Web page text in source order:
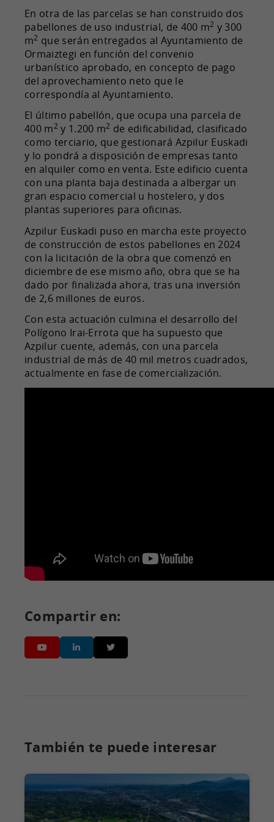
En otra de las parcelas se han construido dos
pabellones de uso industrial, de 400 m2 y 300
m2 que serán entregados al Ayuntamiento de
Ormaiztegi en función del convenio
urbanístico aprobado, en concepto de pago
del aprovechamiento neto que le
correspondía al Ayuntamiento.
El último pabellón, que ocupa una parcela de
400 m2 y 1.200 m2 de edificabilidad, clasificado
como terciario, que gestionará Azpilur Euskadi
y lo pondrá a disposición de empresas tanto
en alquiler como en venta. Este edificio cuenta
con una planta baja destinada a albergar un
gran espacio comercial u hostelero, y dos
plantas superiores para oficinas.
Azpilur Euskadi puso en marcha este proyecto
de construcción de estos pabellones en 2024
con la licitación de la obra que comenzó en
diciembre de ese mismo año, obra que se ha
dado por finalizada ahora, tras una inversión
de 2,6 millones de euros.
Con esta actuación culmina el desarrollo del
Polígono Irai-Errota que ha supuesto que
Azpilur cuente, además, con una parcela
industrial de más de 40 mil metros cuadrados,
actualmente en fase de comercialización.
Compartir en:
También te puede interesar